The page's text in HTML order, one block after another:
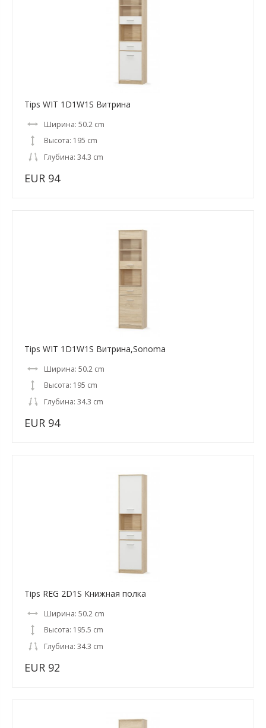
Tips WIT 1D1W1S Витрина
Ширина: 50.2 cm
Высота: 195 cm
Глубина: 34.3 cm
EUR 94
Tips WIT 1D1W1S Витрина,Sonoma
Ширина: 50.2 cm
Высота: 195 cm
Глубина: 34.3 cm
EUR 94
Tips REG 2D1S Книжная полка
Ширина: 50.2 cm
Высота: 195.5 cm
Глубина: 34.3 cm
EUR 92